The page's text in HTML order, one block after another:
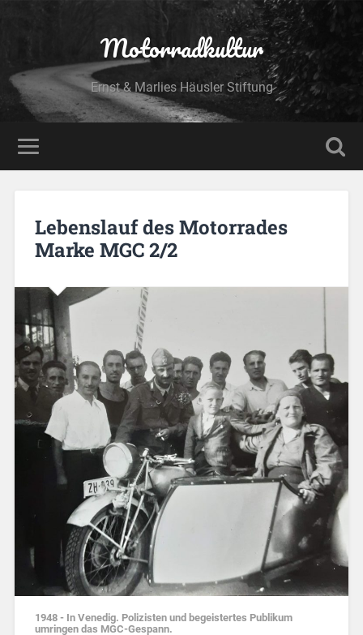
Motorradkultur
Ernst & Marlies Häusler Stiftung
Lebenslauf des Motorrades
Marke MGC 2/2
1948 - In Venedig. Polizisten und begeistertes Publikum
umringen das MGC-Gespann.